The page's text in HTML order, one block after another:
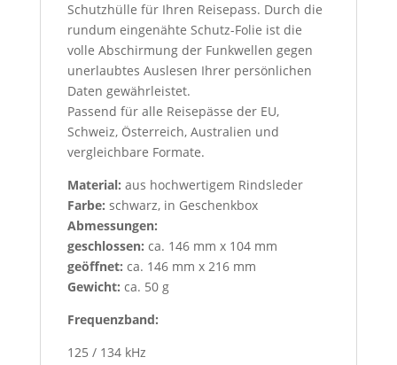
Schutzhülle für Ihren Reisepass. Durch die
rundum eingenähte Schutz-Folie ist die
volle Abschirmung der Funkwellen gegen
unerlaubtes Auslesen Ihrer persönlichen
Daten gewährleistet.
Passend für alle Reisepässe der EU,
Schweiz, Österreich, Australien und
vergleichbare Formate.
Material: aus hochwertigem Rindsleder
Farbe: schwarz, in Geschenkbox
Abmessungen:
geschlossen: ca. 146 mm x 104 mm
geöffnet: ca. 146 mm x 216 mm
Gewicht: ca. 50 g
Frequenzband:
125 / 134 kHz